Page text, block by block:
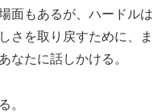
面もあるが、ハードルは
さを取り戻すために、ま
なたに話しかける。
。